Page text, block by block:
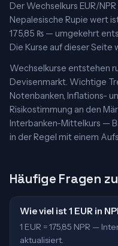
Der Wechselkurs EUR/
Nepalesische Rupie wert
175,85 ₨ — umgekehrt
Die Kurse auf dieser Seite
Wechselkurse entstehen
Devisenmarkt. Wichtige
Notenbanken, Inflations-
Risikostimmung an den
Interbanken-Mittelkurs —
in der Regel mit einem
Häufige Fragen zu
Wie viel ist 1 EUR in
1 EUR = 175,85 NPR —
aktualisiert.